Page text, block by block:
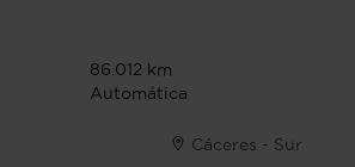
86.012 km
Automática
Cáceres - Sur